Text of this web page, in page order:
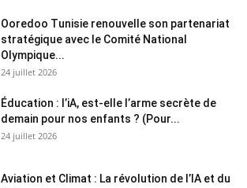
Ooredoo Tunisie renouvelle son partenariat
stratégique avec le Comité National
Olympique...
24 juillet 2026
Éducation : l’iA, est-elle l’arme secrète de
demain pour nos enfants ? (Pour...
24 juillet 2026
Aviation et Climat : La révolution de l’IA et du